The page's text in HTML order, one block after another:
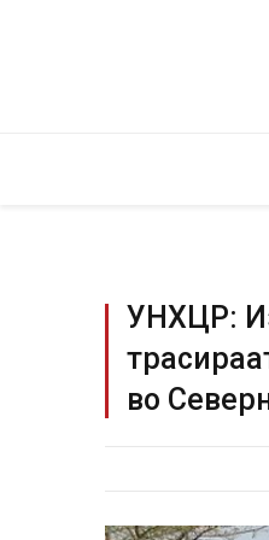
УНХЦР:
во
во